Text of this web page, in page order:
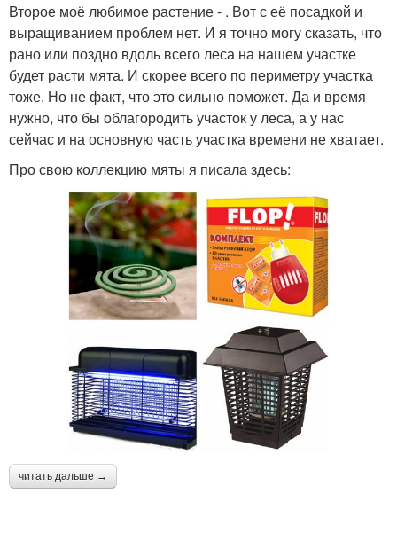
Второе моё любимое растение - . Вот с её посадкой и
выращиванием проблем нет. И я точно могу сказать, что
рано или поздно вдоль всего леса на нашем участке
будет расти мята. И скорее всего по периметру участка
тоже. Но не факт, что это сильно поможет. Да и время
нужно, что бы облагородить участок у леса, а у нас
сейчас и на основную часть участка времени не хватает.
Про свою коллекцию мяты я писала здесь:
читать дальше →